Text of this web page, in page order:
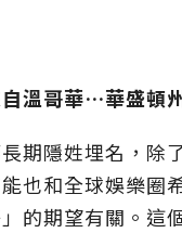
溫哥華…華盛頓州
期隱姓埋名，除
也和全球娛樂圈
的期望有關。這